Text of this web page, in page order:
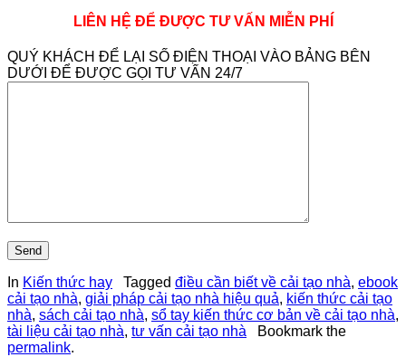
LIÊN HỆ ĐỂ ĐƯỢC TƯ VẤN MIỄN PHÍ
QUÝ KHÁCH ĐỂ LẠI SỐ ĐIỆN THOẠI VÀO BẢNG BÊN
DƯỚI ĐỂ ĐƯỢC GỌI TƯ VẤN 24/7
In Kiến thức hay Tagged điều cần biết về cải tạo nhà, ebook
cải tạo nhà, giải pháp cải tạo nhà hiệu quả, kiến thức cải tạo
nhà, sách cải tạo nhà, sổ tay kiến thức cơ bản về cải tạo nhà,
tài liệu cải tạo nhà, tư vấn cải tạo nhà Bookmark the
permalink.